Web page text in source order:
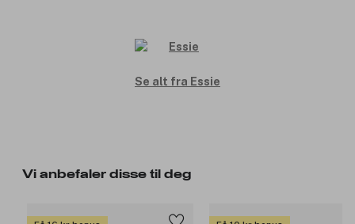
Se alt fra Essie
Vi anbefaler disse til deg